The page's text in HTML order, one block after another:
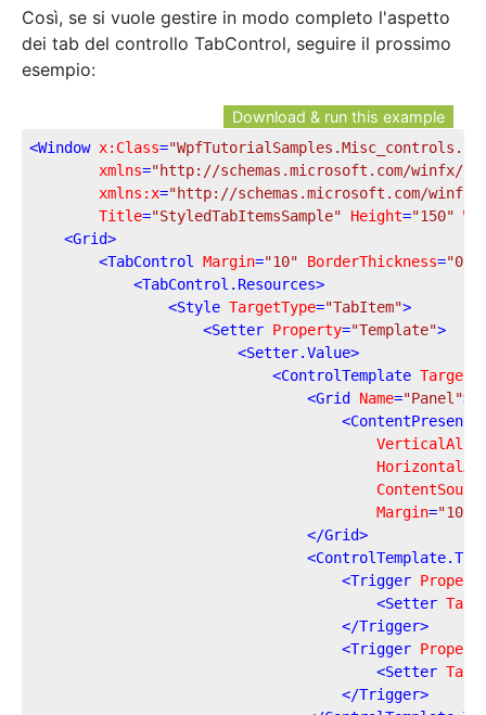
Così, se si vuole gestire in modo completo l'aspetto
dei tab del controllo TabControl, seguire il prossimo
esempio:
Download & run this example
<Window x:Class=
xmlns="http://schemas.microsoft.com/winfx/
xmlns:x="http://schemas.microsoft.com/winfx/
Title="StyledTabItemsSample" Height="150"
<Grid>
<TabControl Margin="10" BorderThickness="0"
<TabControl.Resources>
<Style TargetType="TabItem">
<Setter Property="Template">
<Setter.Value>
<ControlTemplate
<Grid Name="Panel">
<
Margin=
</Grid>
<
<Trigger
<Setter
</Trigger>
<Trigger
<Setter
</Trigger>